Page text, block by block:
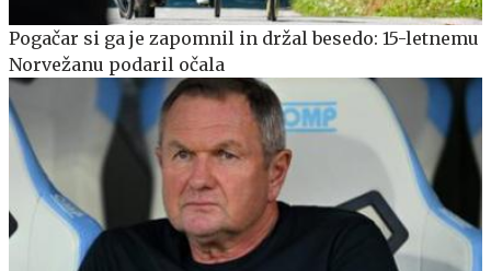
Pogačar si ga je zapomnil in držal besedo: 15-letnemu
Norvežanu podaril očala